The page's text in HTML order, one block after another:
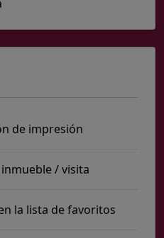
de impresión
/ visita
la lista de favoritos